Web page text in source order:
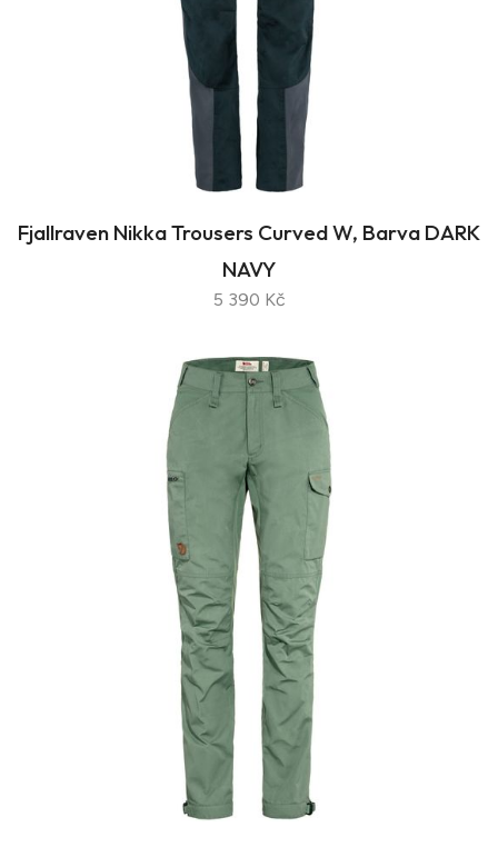
Fjallraven Nikka Trousers Curved W, Barva DARK
NAVY
5 390 Kč